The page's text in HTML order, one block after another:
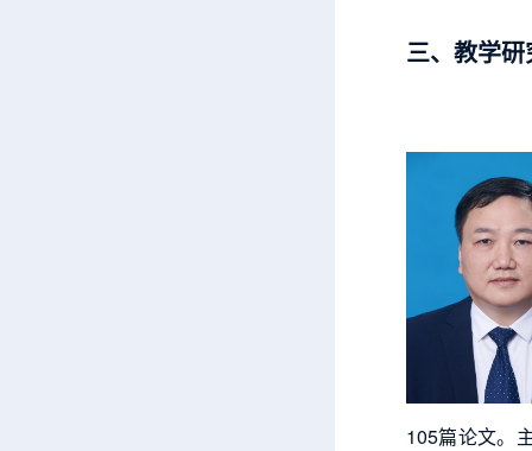
三、教学
105篇论文。